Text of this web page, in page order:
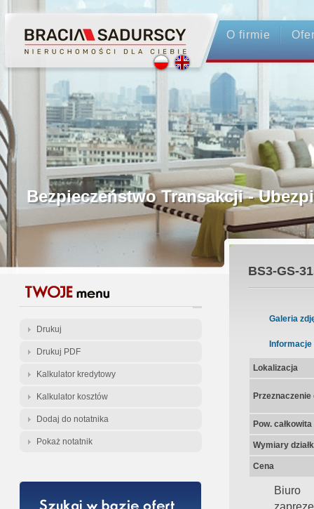
O firmie
Profesjonalne Pośrednictwo
Bezpieczeństwo Transakcji -
Licencjonowani Pośrednicy
Gwarancja Zwrotu Zadatku
Gratis - Przedwstępna Umowa
Drukuj
Drukuj PDF
Kalkulator kredytowy
Kalkulator kosztów
Dodaj do notatnika
Pokaż notatnik
BS3-GS-
Galeria
Informacje
Lokalizacja
Przeznaczenie
Pow.
Wymiary
Cena
Biuro